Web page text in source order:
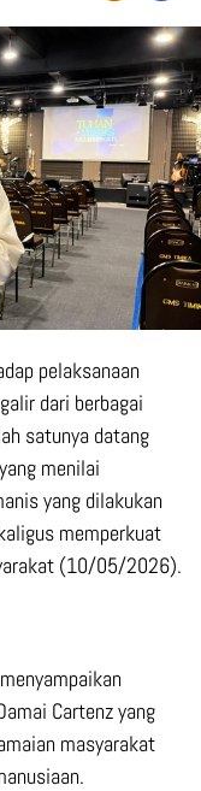
pelaksanaan
dari berbagai
satunya datang
menilai
yang dilakukan
memperkuat
(10/05/2026).
Cartenz yang
masyarakat